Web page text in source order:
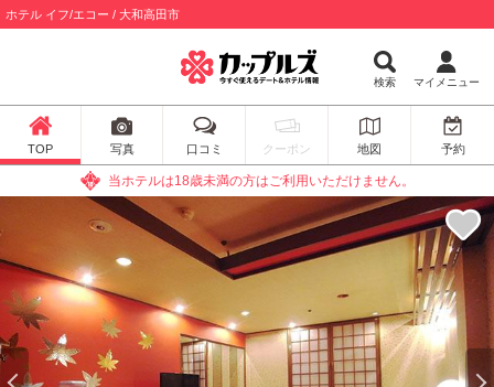
ホテル イフ/エコー / 大和高田市
検索 マイメニュー
TOP 写真 口コミ クーポン 地図 予約
当ホテルは18歳未満の方はご利用いただけません。